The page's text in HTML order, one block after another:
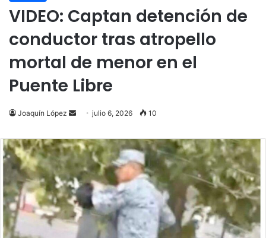
VIDEO: Captan detención de
conductor tras atropello
mortal de menor en el
Puente Libre
Joaquín López
Send
email
julio 6, 2026 10